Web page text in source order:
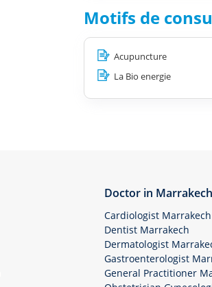
Motifs de
Acupuncture
La Bio energie
Doctor in Marrakech
Cardiologist Marrakech
Dentist Marrakech
Dermatologist
Gastroenterologist
General Practitioner